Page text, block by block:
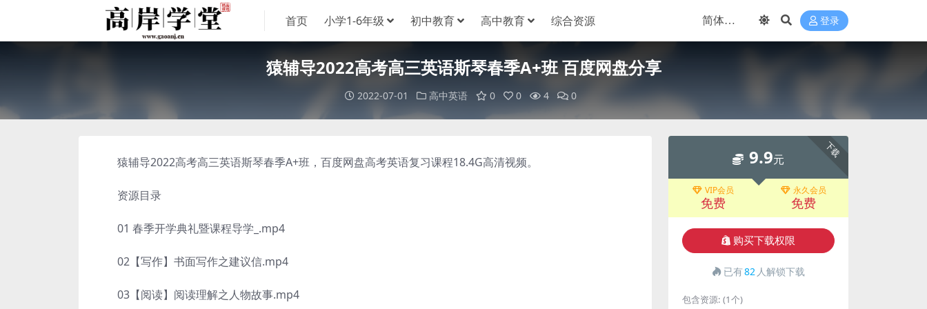
首页 小学1-6年级 初中教育 高中教育 综合资源 登录
猿辅导2022高考高三英语斯琴春季A+班 百度网盘分享
2022-07-01 高中英语 0 0 4 0
猿辅导2022高考高三英语斯琴春季A+班，百度网盘高考英语复习课程18.4G高清视频。
资源目录
01 春季开学典礼暨课程导学_.mp4
02【写作】书面写作之建议信.mp4
03【阅读】阅读理解之人物故事.mp4
下载
9.9元
VIP会员
免费
永久会员
免费
购买下载权限
已有82 人解锁下载
包含资源: (1个)